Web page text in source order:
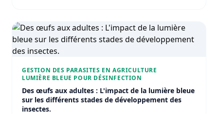
GESTION DES PARASITES EN AGRICULTURE
LUMIÈRE BLEUE POUR DÉSINFECTION
Des œufs aux adultes : L'impact de la lumière bleue
sur les différents stades de développement des
insectes.